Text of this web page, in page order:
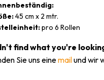
45 cm x 2 mtr.
pro 6 Rollen
find what you're
Sie uns einemailund wir